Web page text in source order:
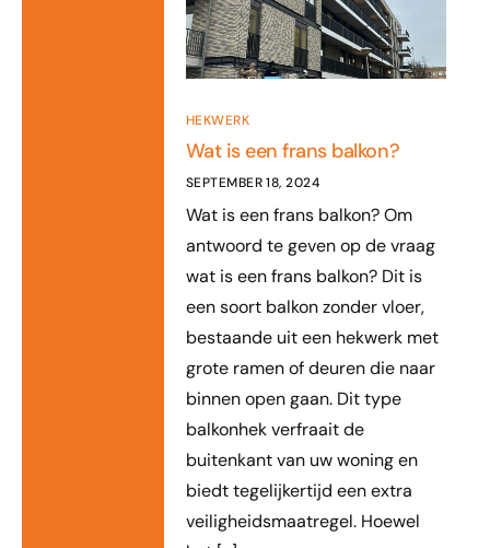
HEKWERK
Wat is een frans balkon?
SEPTEMBER 18, 2024
Wat is een frans balkon? Om
antwoord te geven op de vraag
wat is een frans balkon? Dit is
een soort balkon zonder vloer,
bestaande uit een hekwerk met
grote ramen of deuren die naar
binnen open gaan. Dit type
balkonhek verfraait de
buitenkant van uw woning en
biedt tegelijkertijd een extra
veiligheidsmaatregel. Hoewel